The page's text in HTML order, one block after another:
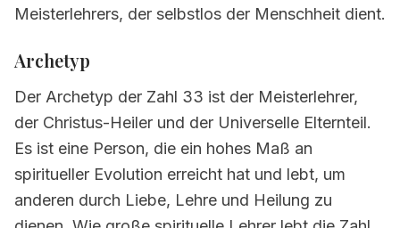
9. Zdravlje i dobrobit
12. Poznate osobe
13. Često postavljana pitanja
Meisterlehrers, der selbstlos der Menschheit dient.
Archetyp
Der Archetyp der Zahl 33 ist der Meisterlehrer,
der Christus-Heiler und der Universelle Elternteil.
Es ist eine Person, die ein hohes Maß an
spiritueller Evolution erreicht hat und lebt, um
anderen durch Liebe, Lehre und Heilung zu